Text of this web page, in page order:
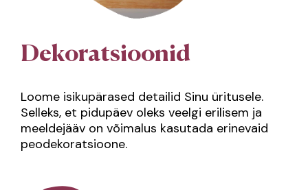
Dekoratsioonid
Loome isikupärased detailid Sinu üritusele.
Selleks, et pidupäev oleks veelgi erilisem ja
meeldejääv on võimalus kasutada erinevaid
peodekoratsioone.